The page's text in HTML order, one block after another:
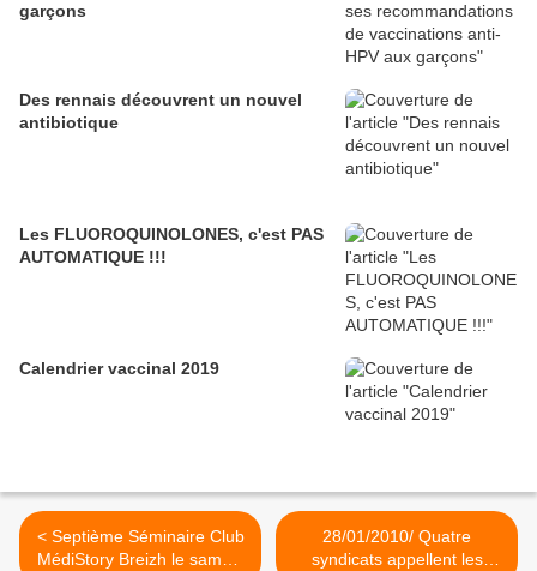
garçons
Des rennais découvrent un nouvel
antibiotique
Les FLUOROQUINOLONES, c'est PAS
AUTOMATIQUE !!!
Calendrier vaccinal 2019
< Septième Séminaire Club
MédiStory Breizh le samedi
28/01/2010/ Quatre
syndicats appellent les